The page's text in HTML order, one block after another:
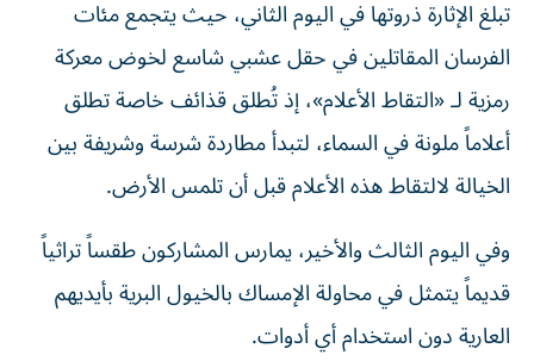
تبلغ الإثارة ذروتها في اليوم الثاني، حيث يتجمع مئات
الفرسان المقاتلين في حقل عشبي شاسع لخوض معركة
رمزية لـ «التقاط الأعلام»، إذ تُطلق قذائف خاصة تطلق
أعلاماً ملونة في السماء، لتبدأ مطاردة شرسة وشريفة بين
الخيالة لالتقاط هذه الأعلام قبل أن تلمس الأرض.
وفي اليوم الثالث والأخير، يمارس المشاركون طقساً تراثياً
قديماً يتمثل في محاولة الإمساك بالخيول البرية بأيديهم
العارية دون استخدام أي أدوات.